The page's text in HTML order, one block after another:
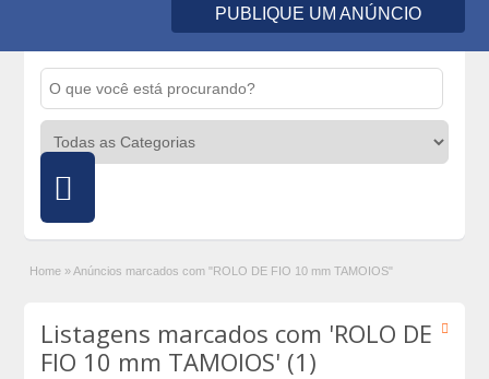
PUBLIQUE UM ANÚNCIO
Home » Anúncios marcados com "ROLO DE FIO 10 mm TAMOIOS"
Listagens marcados com 'ROLO DE
FIO 10 mm TAMOIOS' (1)